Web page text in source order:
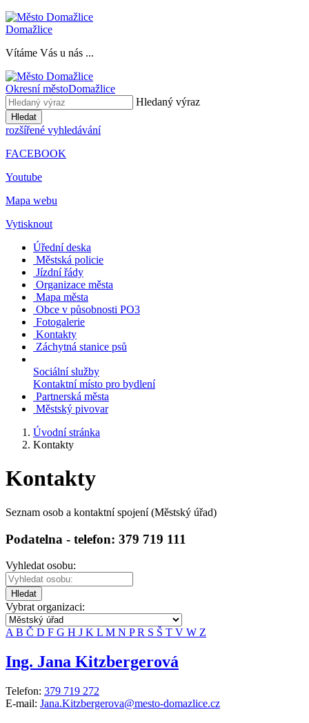
Domažlice
Vítáme Vás u nás ...
Okresní městoDomažlice
Hledaný výraz
Hledat
rozšířené vyhledávání
FACEBOOK
Youtube
Mapa webu
Vytisknout
Úřední deska
Městská policie
Jízdní řády
Organizace města
Mapa města
Obce v působnosti PO3
Fotogalerie
Kontakty
Záchytná stanice psů
Sociální služby
Kontaktní místo pro bydlení
Partnerská města
Městský pivovar
Úvodní stránka
Kontakty
Kontakty
Seznam osob a kontaktní spojení (Městský úřad)
Podatelna - telefon: 379 719 111
Vyhledat osobu:
Hledat
Vybrat organizaci:
A B Č D F G H J K L M N PR S Š T V W Z
Ing. Jana Kitzbergerová
Telefon: 379 719 272
E-mail: Jana.Kitzbergerova@mesto-domazlice.cz